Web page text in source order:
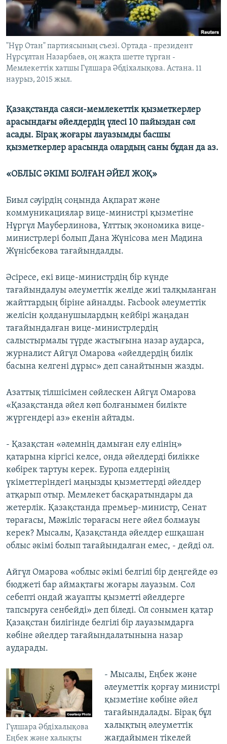
ЖАЗЫЛЫҢЫЗ
Басқа тілдерде
"Нұр Отан" партиясының съезі. Ортада - президент
Нұрсұлтан Назарбаев, оң жақта шетте тұрған -
Мемлекеттік хатшы Гүлшара Әбдіхалықова. Астана. 11
наурыз, 2015 жыл.
Қазақстанда саяси-мемлекеттік қызметкерлер
арасындағы әйелдердің үлесі 10 пайыздан сәл
асады. Бірақ жоғары лауазымды басшы
қызметкерлер арасында олардың саны бұдан да аз.
«ОБЛЫС ӘКІМІ БОЛҒАН ӘЙЕЛ ЖОҚ»
Биыл сәуірдің соңында Ақпарат және
коммуникациялар вице-министрі қызметіне
Нұргүл Мауберлинова, Ұлттық экономика вице-
министрлері болып Дана Жүнісова мен Мәдина
Жүнісбекова тағайындалды.
Әсіресе, екі вице-министрдің бір күнде
тағайындалуы әлеуметтік желіде жиі талқыланған
жайттардың біріне айналды. Facbook әлеуметтік
желісін қолданушылардың кейбірі жаңадан
тағайындалған вице-министрлердің
салыстырмалы түрде жастығына назар аударса,
журналист Айгүл Омарова «әйелдердің билік
басына келгені дұрыс» деп санайтынын жазды.
Азаттық тілшісімен сөйлескен Айгүл Омарова
«Қазақстанда әйел көп болғанымен билікте
жүргендері аз» екенін айтады.
- Қазақстан «әлемнің дамыған елу елінің»
қатарына кіргісі келсе, онда әйелдерді билікке
көбірек тартуы керек. Еуропа елдерінің
үкіметтеріндегі маңызды қызметтерді әйелдер
атқарып отыр. Мемлекет басқаратындары да
жетерлік. Қазақстанда премьер-министр, Сенат
төрағасы, Мәжіліс төрағасы неге әйел болмауы
керек? Мысалы, Қазақстанда әйелдер ешқашан
облыс әкімі болып тағайындалған емес, - дейді ол.
Айгүл Омарова «облыс әкімі белгілі бір деңгейде өз
бюджеті бар аймақтағы жоғары лауазым. Сол
себепті ондай жауапты қызметті әйелдерге
тапсыруға сенбейді» деп біледі. Ол сонымен қатар
Қазақстан билігінде белгілі бір лауазымдарға
көбіне әйелдер тағайындалатынына назар
аударады.
Гүлшара Әбдіхалықова
Еңбек және халықты
- Мысалы, Еңбек және
әлеуметтік қорғау министрі
қызметіне көбіне әйел
тағайындалады. Бірақ бұл
халықтың әлеуметтік
жағдайымен тікелей